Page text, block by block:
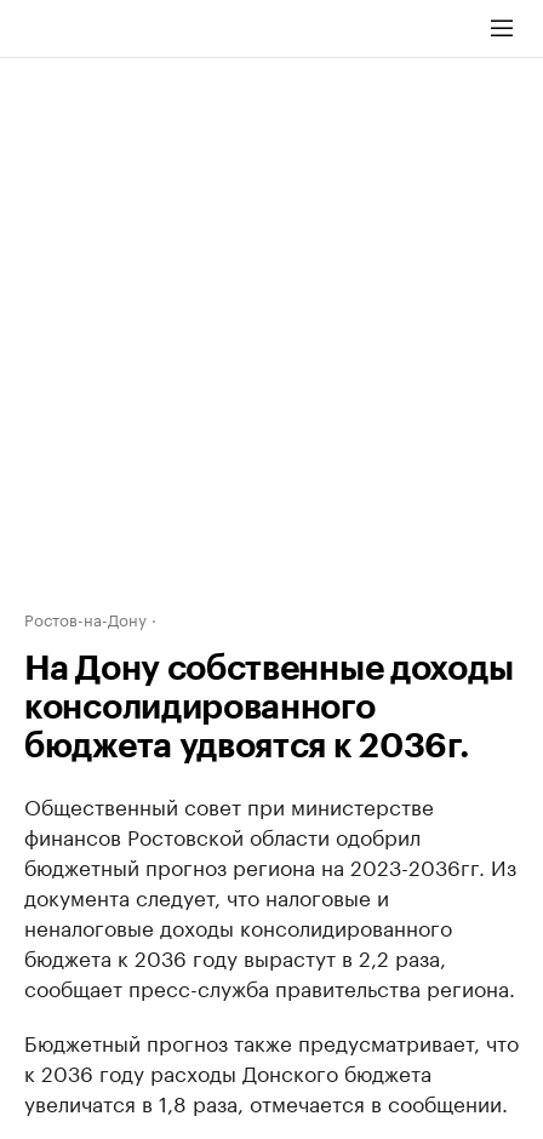
Ростов-на-Дону
На Дону собственные доходы
консолидированного
бюджета удвоятся к 2036г.
Общественный совет при министерстве
финансов Ростовской области одобрил
бюджетный прогноз региона на 2023-2036гг. Из
документа следует, что налоговые и
неналоговые доходы консолидированного
бюджета к 2036 году вырастут в 2,2 раза,
сообщает пресс-служба правительства региона.
Бюджетный прогноз также предусматривает, что
к 2036 году расходы Донского бюджета
увеличатся в 1,8 раза, отмечается в сообщении.